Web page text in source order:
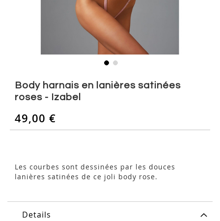
the
beginning
the
images
Body harnais en lanières satinées
roses - Izabel
49,00 €
Les courbes sont dessinées par les douces
lanières satinées de ce joli body rose.
Details